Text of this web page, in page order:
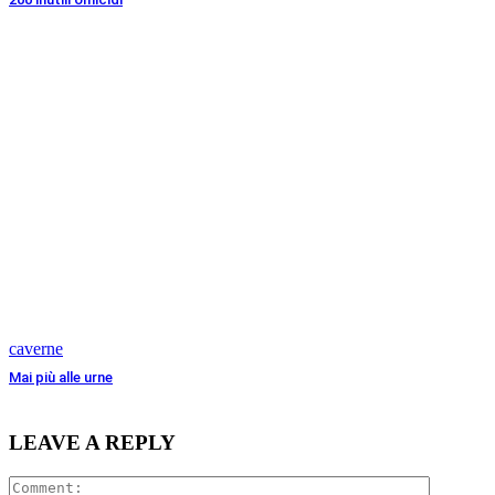
caverne
Mai più alle urne
LEAVE A REPLY